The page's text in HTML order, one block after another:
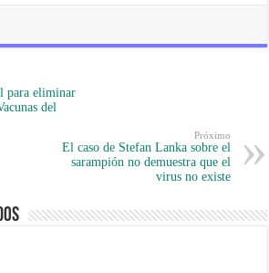
para eliminar
del
Próximo
El caso de Stefan Lanka sobre el
sarampión no demuestra que el
virus no existe